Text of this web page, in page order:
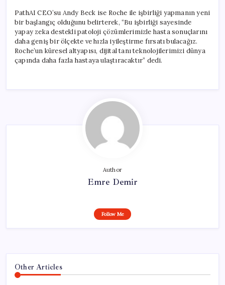
PathAI CEO’su Andy Beck ise Roche ile işbirliği yapmanın yeni
bir başlangıç olduğunu belirterek, “Bu işbirliği sayesinde
yapay zeka destekli patoloji çözümlerimizle hasta sonuçlarını
daha geniş bir ölçekte ve hızla iyileştirme fırsatı bulacağız.
Roche’un küresel altyapısı, dijital tanı teknolojilerimizi dünya
çapında daha fazla hastaya ulaştıracaktır” dedi.
Author
Emre Demir
Follow Me
Other Articles